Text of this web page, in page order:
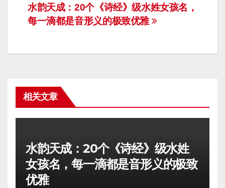
文
章
导
水韵天成：20个《诗经》级水姓女孩名，
每一滴都是音形义的极致优雅
相关文章
水韵天成：20个《诗经》级水姓
女孩名，每一滴都是音形义的极致
优雅